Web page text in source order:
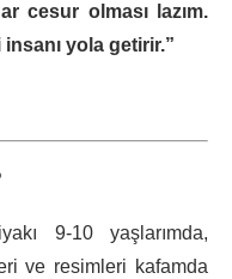
cesur olması lazım.
yola getirir.”
9-10 yaşlarımda,
ve resimleri kafamda